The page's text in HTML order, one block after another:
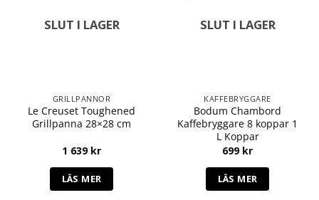
SLUT I LAGER
GRILLPANNOR
Le Creuset Toughened
Grillpanna 28×28 cm
1 639 kr
LÄS MER
SLUT I LAGER
KAFFEBRYGGARE
Bodum Chambord
Kaffebryggare 8 koppar 1
L Koppar
699 kr
LÄS MER